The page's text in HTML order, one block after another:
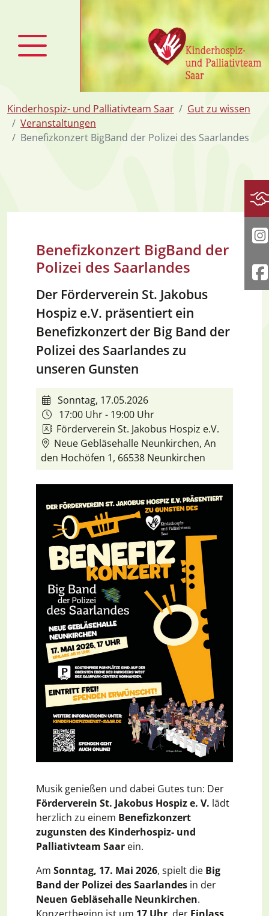
Kinderhospiz- und Palliativteam Saar
Gut zu wissen
Veranstaltungen
Benefizkonzert BigBand der Polizei des Saarlandes
Benefizkonzert BigBand der
Polizei des Saarlandes
Der Förderverein St. Jakobus
Hospiz e.V. präsentiert ein
Benefizkonzert der Big Band der
Polizei des Saarlandes zu
unseren Gunsten
Sonntag, 17.05.2026
17:00 Uhr - 19:00 Uhr
Förderverein St. Jakobus Hospiz e.V.
Neue Gebläsehalle Neunkirchen, An
den Hochöfen 1, 66538 Neunkirchen
Musik genießen und dabei Gutes tun: Der
Förderverein St. Jakobus Hospiz e. V. lädt
herzlich zu einem Benefizkonzert
zugunsten des Kinderhospiz- und
Palliativteam Saar ein.
Am Sonntag, 17. Mai 2026, spielt die Big
Band der Polizei des Saarlandes in der
Neuen Gebläsehalle Neunkirchen.